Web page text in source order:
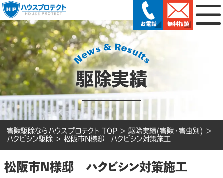
駆除実績
害獣駆除ならハウスプロテクト TOP > 駆除実績(害獣・害虫別) >
ハクビシン駆除 > 松阪市N様邸 ハクビシン対策施工
松阪市N様邸 ハクビシン対策施工